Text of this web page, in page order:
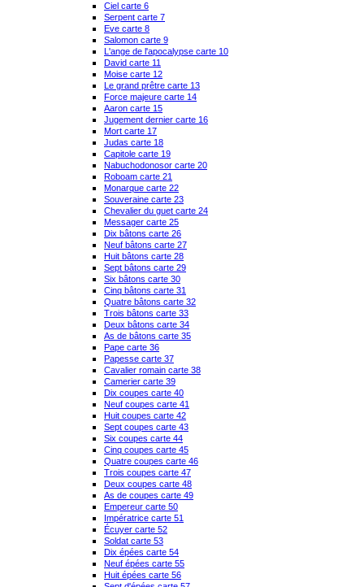
Ciel carte 6
Serpent carte 7
Eve carte 8
Salomon carte 9
L'ange de l'apocalypse carte 10
David carte 11
Moise carte 12
Le grand prêtre carte 13
Force majeure carte 14
Aaron carte 15
Jugement dernier carte 16
Mort carte 17
Judas carte 18
Capitole carte 19
Nabuchodonosor carte 20
Roboam carte 21
Monarque carte 22
Souveraine carte 23
Chevalier du guet carte 24
Messager carte 25
Dix bâtons carte 26
Neuf bâtons carte 27
Huit bâtons carte 28
Sept bâtons carte 29
Six bâtons carte 30
Cinq bâtons carte 31
Quatre bâtons carte 32
Trois bâtons carte 33
Deux bâtons carte 34
As de bâtons carte 35
Pape carte 36
Papesse carte 37
Cavalier romain carte 38
Camerier carte 39
Dix coupes carte 40
Neuf coupes carte 41
Huit coupes carte 42
Sept coupes carte 43
Six coupes carte 44
Cinq coupes carte 45
Quatre coupes carte 46
Trois coupes carte 47
Deux coupes carte 48
As de coupes carte 49
Empereur carte 50
Impératrice carte 51
Écuyer carte 52
Soldat carte 53
Dix épées carte 54
Neuf épées carte 55
Huit épées carte 56